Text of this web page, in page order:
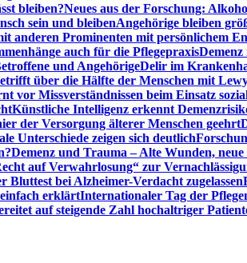
bleiben?Neues aus der Forschung:
sein und bleibenAngehörige bleiben
anderen Prominenten mit persönlichem
auch für die Pflegepraxis
und AngehörigeDelir im
über die Hälfte der Menschen mit
vor Missverständnissen beim Einsatz
Künstliche Intelligenz erkennt
der Versorgung älterer Menschen geehrt
Unterschiede zeigen sich deutlich
Demenz und Trauma – Alte Wunden,
auf Verwahrlosung“ zur
Bluttest bei Alzheimer-Verdacht zugelassen
erklärtInternationaler Tag der
auf steigende Zahl hochaltriger